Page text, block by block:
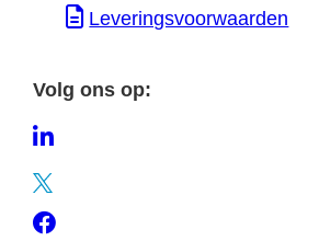
Leveringsvoorwaarden
Volg ons op:
L
k
w